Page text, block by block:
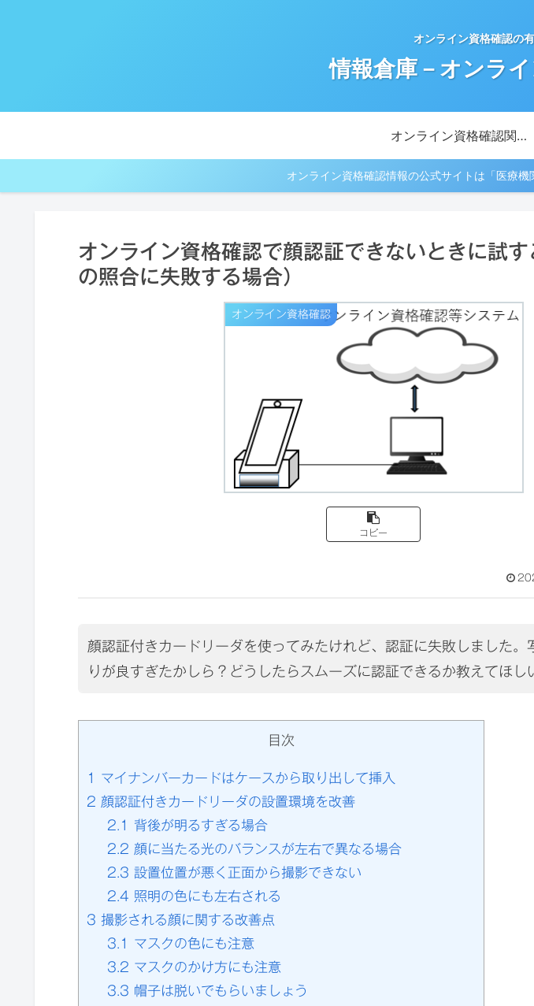
オンライン資格確認の
情報倉庫－オンラ
オンライン資格確認関連情報
オンライン資格確認情報の公式サイトは「医療
オンライン資格確認で顔認証できないときに試す
の照合に失敗する場合）
オンライン資格確認
コピー
顔認証付きカードリーダを使ってみたけれど、認証に失敗しました。
りが良すぎたかしら？どうしたらスムーズに認証できるか教えてほし
目次
1
マイナンバーカードはケースから取り出して挿入
2 顔認証付きカードリーダの設置環境を改善
2.1
背後が明るすぎる場合
2.2 顔に当たる光のバランスが左右で異なる場合
2.3 設置位置が悪く正面から撮影できない
2.4 照明の色にも左右される
3 撮影される顔に関する改善点
3.1
マスクの色にも注意
3.2 マスクのかけ方にも注意
3.3 帽子は脱いでもらいましょう